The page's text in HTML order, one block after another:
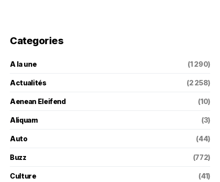
Categories
A la une (1 290)
Actualités (2 258)
Aenean Eleifend (10)
Aliquam (3)
Auto (44)
Buzz (772)
Culture (41)